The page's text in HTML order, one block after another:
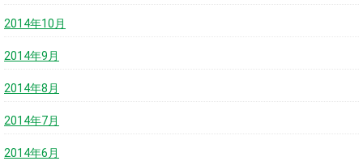
2014年10月
2014年9月
2014年8月
2014年7月
2014年6月